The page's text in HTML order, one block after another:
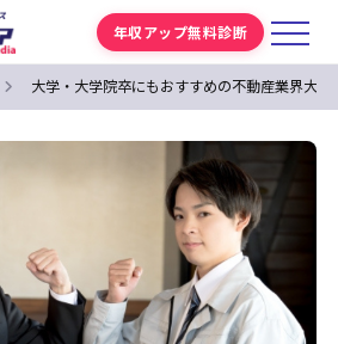
年収アップ無料診断
大学・大学院卒にもおすすめの不動産業界大